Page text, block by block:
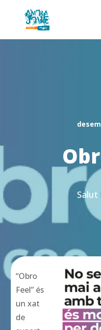
Salut
“Obro
Feel” és
un xat
de